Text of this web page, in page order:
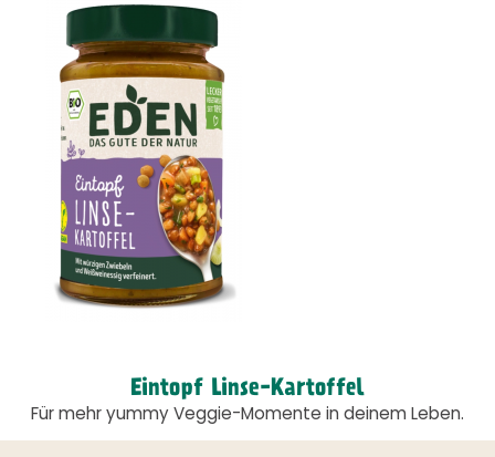
Eintopf Linse-Kartoffel
Für mehr yummy Veggie-Momente in deinem Leben.